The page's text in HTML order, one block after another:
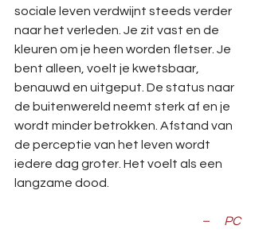
sociale leven verdwijnt steeds verder
naar het verleden. Je zit vast en de
kleuren om je heen worden fletser. Je
bent alleen, voelt je kwetsbaar,
benauwd en uitgeput. De status naar
de buitenwereld neemt sterk af en je
wordt minder betrokken. Afstand van
de perceptie van het leven wordt
iedere dag groter. Het voelt als een
langzame dood.
–      PC